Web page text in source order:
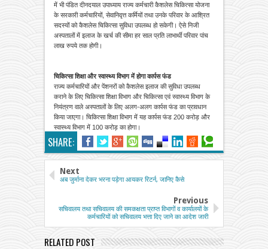
में भी पंडित दीनदयाल उपाध्याय राज्य कर्मचारी कैशलेस चिकित्सा योजना
के सरकारी कर्मचारियों, सेवानिवृत्त कर्मियों तथा उनके परिवार के आश्रित
सदस्यों को कैशलेस चिकित्सा सुविधा उपलब्ध हो सकेगी। ऐसे निजी
अस्पतालों में इलाज के खर्च की सीमा हर साल प्रति लाभार्थी परिवार पांच
लाख रुपये तक होगी।
चिकित्सा शिक्षा और स्वास्थ्य विभाग में होगा कार्पस फंड
राज्य कर्मचारियों और पेंशनरों को कैशलेस इलाज की सुविधा उपलब्ध
कराने के लिए चिकित्सा शिक्षा विभाग और चिकित्सा ए‌वं स्वास्थ्य विभाग के
नियंत्रण वाले अस्पतालों के लिए अलग-अलग कार्पस फंड का प्रावधान
किया जाएगा। चिकित्सा शिक्षा विभाग में यह कार्पस फंड 200 करोड़ और
स्वास्थ्य विभाग में 100 करोड़ का होगा।
SHARE:
Next
अब जुर्माना देकर भरना पड़ेगा आयकर रिटर्न, जानिए कैसे
Previous
सचिवालय तथा सचिवालय की समकक्षता प्राप्त विभागों व कार्यालयों के
कर्मचारियों को सचिवालय भत्ता दिए जाने का आदेश जारी
RELATED POST